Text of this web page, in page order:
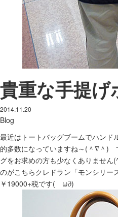
貴重な手提げ
2014.11.20
Blog
最近はトートバッグブームでハンド
的多数になっていますね～(＾∇＾)
グをお求めの方も少なくありませ
のがこちらクレドラン「モンシリー
￥19000+税です(ゝω∂)